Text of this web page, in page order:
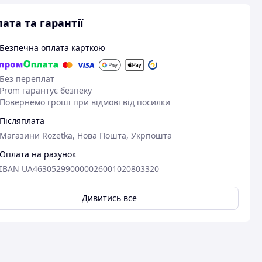
та гарантії
Безпечна оплата карткою
Без переплат
Prom гарантує безпеку
Повернемо гроші при відмові від посилки
Післяплата
Магазини Rozetka, Нова Пошта, Укрпошта
Оплата на рахунок
IBAN UA463052990000026001020803320
Дивитись все